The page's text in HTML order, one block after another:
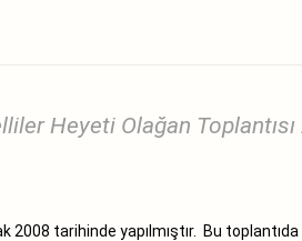
Heyeti Olağan Toplantısı
2008 tarihinde yapılmıştır. Bu